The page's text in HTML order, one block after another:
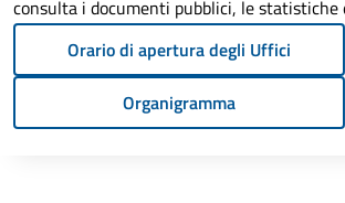
consulta i documenti pubblici, le statistiche
Orario di apertura degli Uffici
Organigramma